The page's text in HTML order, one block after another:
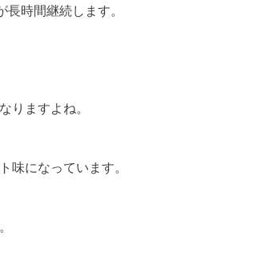
時間継続します。
りますよね。
味になっています。